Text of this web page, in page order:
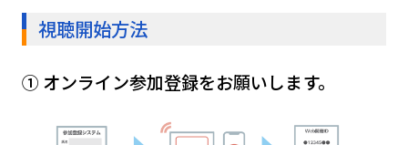
視聴開始方法
① オンライン参加登録をお願いします。